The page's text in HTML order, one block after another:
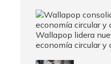
Wallapop lidera
economía circular y